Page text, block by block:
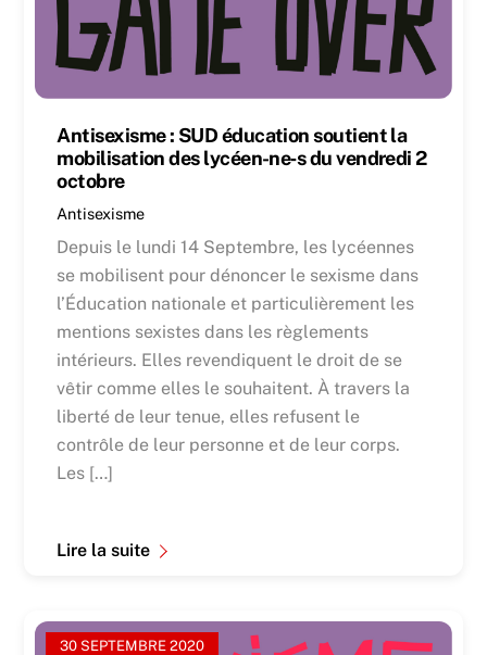
Antisexisme : SUD éducation soutient la
mobilisation des lycéen-ne‑s du vendredi 2
octobre
Antisexisme
Depuis le lundi 14 Septembre, les lycéennes
se mobilisent pour dénoncer le sexisme dans
l’Éducation nationale et particulièrement les
mentions sexistes dans les règlements
intérieurs. Elles revendiquent le droit de se
vêtir comme elles le souhaitent. À travers la
liberté de leur tenue, elles refusent le
contrôle de leur personne et de leur corps.
Les […]
Lire la suite
30 SEPTEMBRE 2020